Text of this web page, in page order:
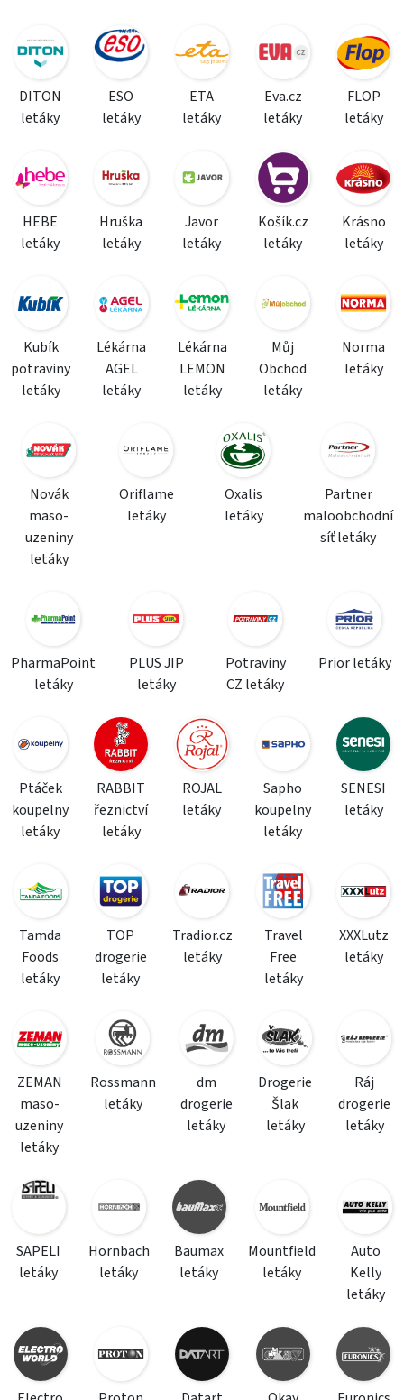
DITON
letáky
ESO
letáky
ETA
letáky
Eva.cz
letáky
FLOP
letáky
HEBE
letáky
Hruška
letáky
Javor
letáky
Košík.cz
letáky
Krásno
letáky
Kubík
potraviny
letáky
Lékárna
AGEL
letáky
Lékárna
LEMON
letáky
Můj
Obchod
letáky
Norma
letáky
Novák
maso-
uzeniny
letáky
Oriflame
letáky
Oxalis
letáky
Partner
maloobchodní
síť letáky
PharmaPoint
letáky
PLUS JIP
letáky
Potraviny
CZ letáky
Prior letáky
Ptáček
koupelny
letáky
RABBIT
řeznictví
letáky
ROJAL
letáky
Sapho
koupelny
letáky
SENESI
letáky
Tamda
Foods
letáky
TOP
drogerie
letáky
Tradior.cz
letáky
Travel
Free
letáky
XXXLutz
letáky
ZEMAN
maso-
uzeniny
letáky
Rossmann
letáky
dm
drogerie
letáky
Drogerie
Šlak
letáky
Ráj
drogerie
letáky
SAPELI
letáky
Hornbach
letáky
Baumax
letáky
Mountfield
letáky
Auto
Kelly
letáky